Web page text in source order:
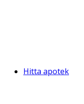
Hitta apotek